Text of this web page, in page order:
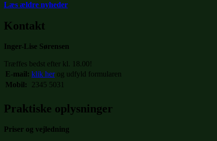
Læs ældre nyheder
Kontakt
Inger-Lise Sørensen
Træffes bedst efter kl. 18.00!
E-mail: klik herog udfyld formularen
Mobil:
2345 5031
Praktiske oplysninger
Priser og vejledning